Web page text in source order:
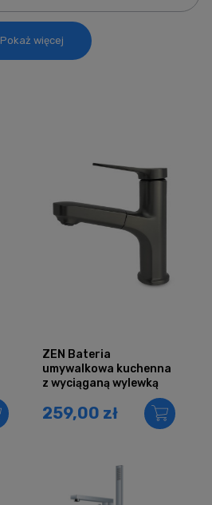
Pokaż więcej
ZEN Bateria
umywalkowa kuchenna
z wyciąganą wylewką
259,00 zł